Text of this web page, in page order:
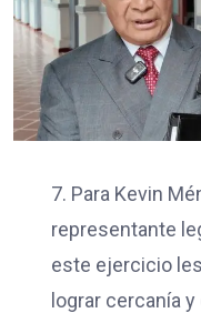
7. Para Kevin
representante
este ejercicio
lograr cercanía